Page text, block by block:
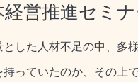
経営推進セミ
した人材不足の中、多
っていたのか、その上